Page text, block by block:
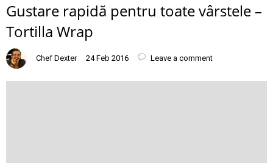
Gustare rapidă pentru toate vârstele –
Tortilla Wrap
Chef Dexter 24 Feb 2016 Leave a comment